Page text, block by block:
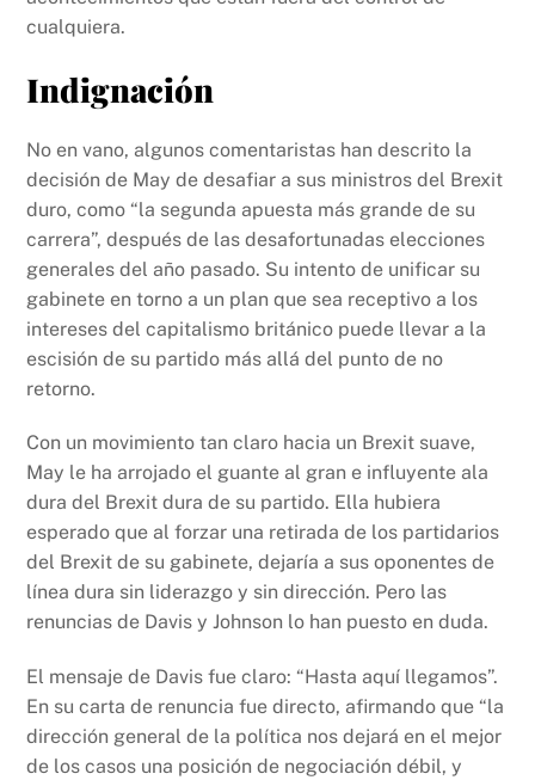
cualquiera.
Indignación
No en vano, algunos comentaristas han descrito la
decisión de May de desafiar a sus ministros del Brexit
duro, como “la segunda apuesta más grande de su
carrera”, después de las desafortunadas elecciones
generales del año pasado. Su intento de unificar su
gabinete en torno a un plan que sea receptivo a los
intereses del capitalismo británico puede llevar a la
escisión de su partido más allá del punto de no
retorno.
Con un movimiento tan claro hacia un Brexit suave,
May le ha arrojado el guante al gran e influyente ala
dura del Brexit dura de su partido. Ella hubiera
esperado que al forzar una retirada de los partidarios
del Brexit de su gabinete, dejaría a sus oponentes de
línea dura sin liderazgo y sin dirección. Pero las
renuncias de Davis y Johnson lo han puesto en duda.
El mensaje de Davis fue claro: “Hasta aquí llegamos”.
En su carta de renuncia fue directo, afirmando que “la
dirección general de la política nos dejará en el mejor
de los casos una posición de negociación débil, y